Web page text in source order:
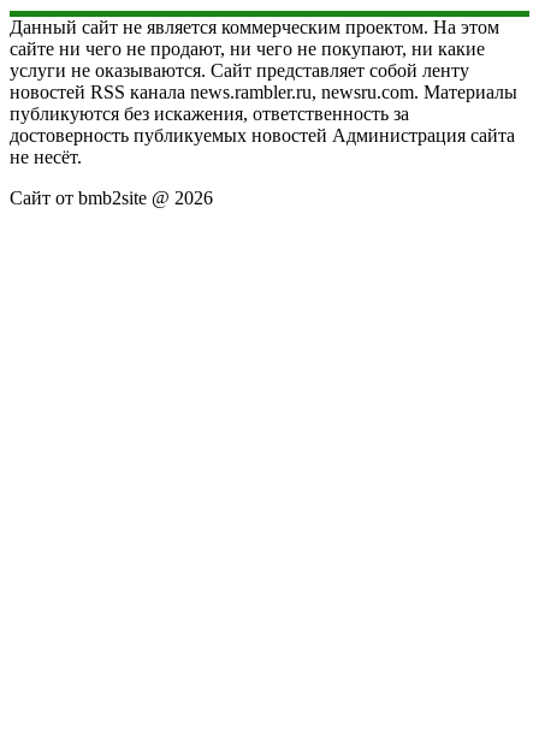
Данный сайт не является коммерческим проектом. На этом
сайте ни чего не продают, ни чего не покупают, ни какие
услуги не оказываются. Сайт представляет собой ленту
новостей RSS канала news.rambler.ru, newsru.com. Материалы
публикуются без искажения, ответственность за
достоверность публикуемых новостей Администрация сайта
не несёт.
Сайт от bmb2site @ 2026